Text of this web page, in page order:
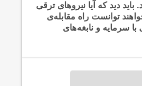
باید دید که آیا نیروهای ترقی
توانست راه مقابله‌ی
سرمایه و نابغه‌های